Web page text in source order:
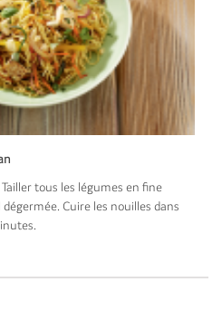
Tailler tous les légumes en fine
Cuire les nouilles dans